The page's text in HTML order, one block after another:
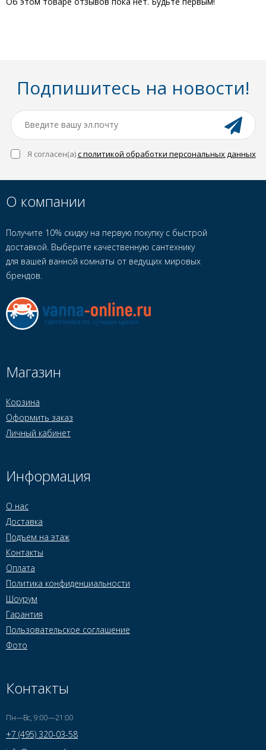
Подпишитесь на новости!
Я согласен(a)с политикой обработки персональных данных
О компании
Получите 10% скидку на первую покупку с быстрой
доставкой. Выберите качественную сантехнику
для вашей ванной комнаты от ведущих мировых
брендов.
Магазин
Корзина
Оформить заказ
Личный кабинет
Информация
О нас
Доставка
Подъем на этаж
Контакты
Оплата
Политика конфиденциальности
Шоурум
Гарантия
Пользовательское соглашение
Фото
Контакты
Пн—Вс, 9:00—21:00
+7 (495) 320-03-58